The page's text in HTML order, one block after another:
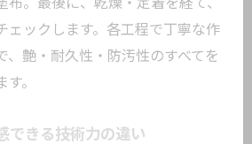
ェックします。各工程で丁寧な作
、艶・耐久性・防汚性のすべてを
。
できる技術力の違い